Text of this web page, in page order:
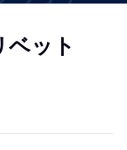
ベット